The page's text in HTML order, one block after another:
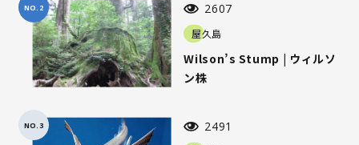
NO.2 2607
屋久島
Wilson’s Stump | ウィルソ
ン株
NO.3 2491